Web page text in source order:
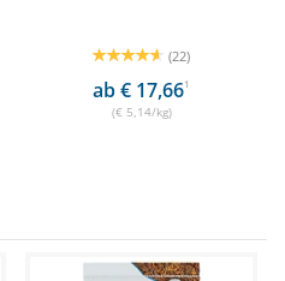
(22)
ab € 17,661
(€ 5,14/kg)